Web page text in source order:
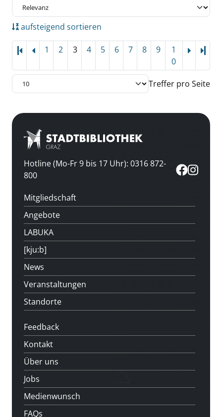
aufsteigend sortieren
1 2 3 4 5 6 7 8 9
1
0
Treffer pro Seite
Hotline (Mo-Fr 9 bis 17 Uhr): 0316 872-
800
Mitgliedschaft
Angebote
LABUKA
[kju:b]
News
Veranstaltungen
Standorte
Feedback
Kontakt
Über uns
Jobs
Medienwunsch
FAQs